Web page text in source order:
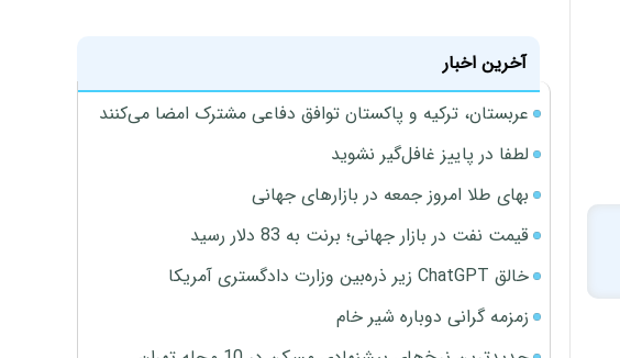
آخرین اخبار
عربستان، ترکیه و پاکستان توافق دفاعی مشترک امضا می‌کنند
لطفا در پاییز غافل‌گیر نشوید
بهای طلا امروز جمعه در بازارهای جهانی
قیمت نفت در بازار جهانی؛ برنت به 83 دلار رسید
خالق ChatGPT زیر ذره‌بین وزارت دادگستری آمریکا
زمزمه گرانی دوباره شیر خام